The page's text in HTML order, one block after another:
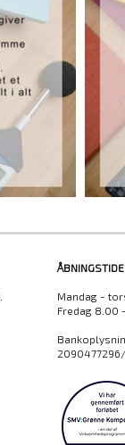
Mandag -
Fredag 8.00